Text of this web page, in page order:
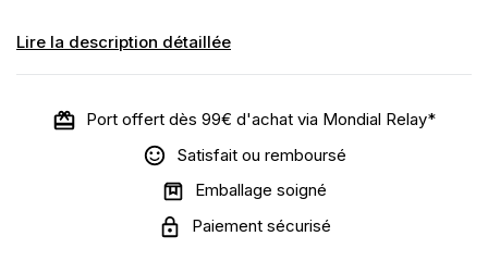
Lire la description détaillée
Port offert dès 99€ d'achat via Mondial Relay*
Satisfait ou remboursé
Emballage soigné
Paiement sécurisé